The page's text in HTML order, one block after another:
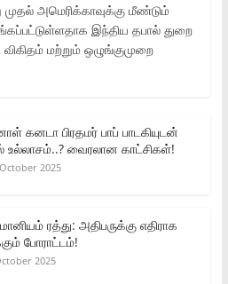
முதல் அமெரிக்காவுக்கு மீண்டும்
இந்திய தபால் துறை
விகிதம் மற்றும் ஒழுங்குமுறை
கனடா பிரதமர் பாப் பாடகியுடன்
உல்லாசம்..? வைரலான காட்சிகள்!
2025
ரத்து: அதிபருக்கு எதிராக
போராட்டம்!
2025